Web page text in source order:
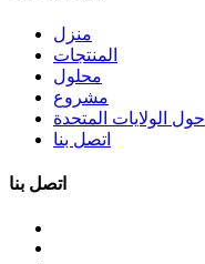
منزل
المنتجات
محلول
مشروع
حول الولايات المتحدة
اتصل بنا
اتصل بنا